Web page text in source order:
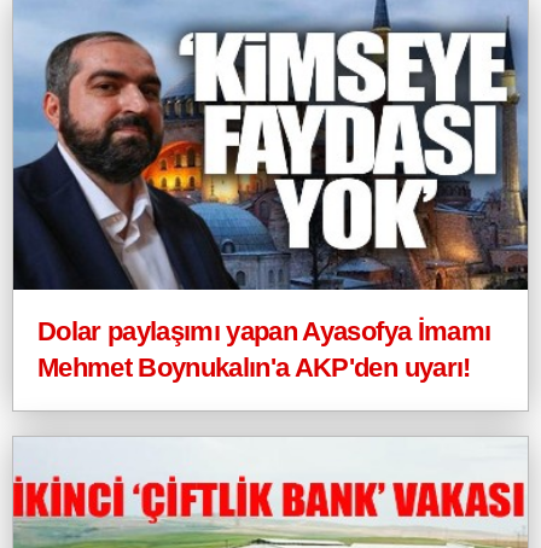
Dolar paylaşımı yapan Ayasofya İmamı
Mehmet Boynukalın'a AKP'den uyarı!